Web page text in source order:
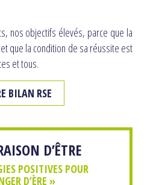
nos objectifs élevés, parce que la
que la condition de sa réussite est
et tous.
BILAN RSE
D’ÊTRE
POSITIVES POUR
D’ÈRE »